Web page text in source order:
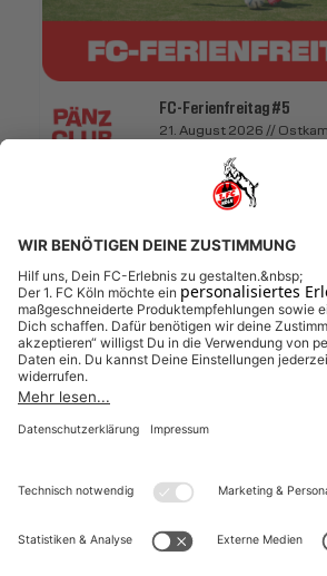
FC-Ferienfreitag #5
21. August 2026 //
Pänzclub: FC-Ferienfreitag
21.08.2026 (etwa 7
FREIE PLÄTZE
Anmeldeschluss 20. August
Anmelden
Weitere Veranstaltungen
FC-Ferienfreitag)